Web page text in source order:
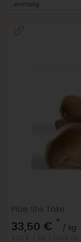
Pilze Shii Take
33,50 € *
/ kg